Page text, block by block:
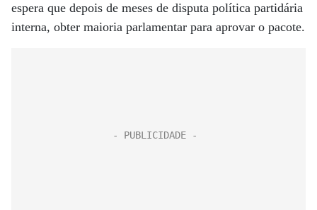
espera que depois de meses de disputa política partidária
interna, obter maioria parlamentar para aprovar o pacote.